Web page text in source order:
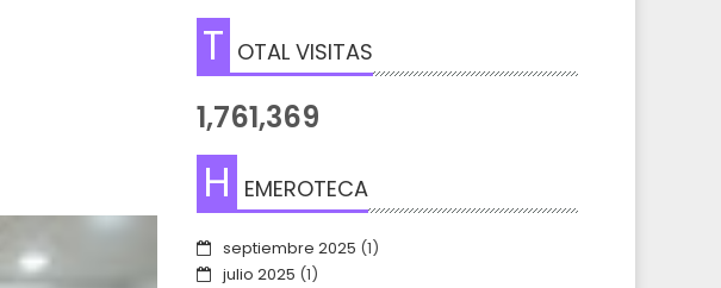
T OTAL VISITAS
1,761,369
H EMEROTECA
septiembre 2025 (1)
julio 2025 (1)